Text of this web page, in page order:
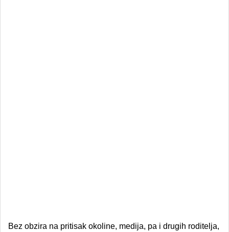
Bez obzira na pritisak okoline, medija, pa i drugih roditelja,